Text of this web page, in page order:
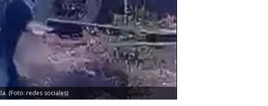
(Foto: redes sociales)